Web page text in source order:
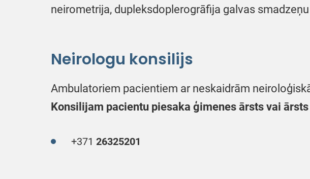
neirometrija, dupleksdoplerogrāfija galvas
Neirologu konsilijs
Ambulatoriem pacientiem ar neskaidrām
Konsilijam pacientu piesaka ģimenes ārsts vai
+371 26325201